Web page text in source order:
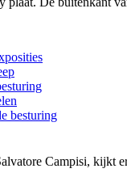
Campisi, kijkt